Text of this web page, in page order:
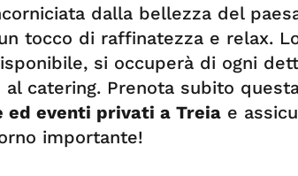
dalla bellezza del
tocco di raffinatezza e relax.
si occuperà di ogni
al catering. Prenota subito
ed eventi privati a Treia e
importante!